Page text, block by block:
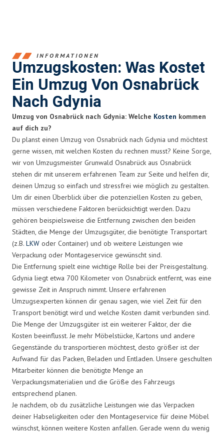
INFORMATIONEN
Umzugskosten: Was Kostet
Ein Umzug Von Osnabrück
Nach Gdynia
Umzug von Osnabrück nach Gdynia: Welche Kosten kommen
auf dich zu?
Du planst einen Umzug von Osnabrück nach Gdynia und möchtest
gerne wissen, mit welchen Kosten du rechnen musst? Keine Sorge,
wir von Umzugsmeister Grunwald Osnabrück aus Osnabrück
stehen dir mit unserem erfahrenen Team zur Seite und helfen dir,
deinen Umzug so einfach und stressfrei wie möglich zu gestalten.
Um dir einen Überblick über die potenziellen Kosten zu geben,
müssen verschiedene Faktoren berücksichtigt werden. Dazu
gehören beispielsweise die Entfernung zwischen den beiden
Städten, die Menge der Umzugsgüter, die benötigte Transportart
(z.B. LKW oder Container) und ob weitere Leistungen wie
Verpackung oder Montageservice gewünscht sind.
Die Entfernung spielt eine wichtige Rolle bei der Preisgestaltung.
Gdynia liegt etwa 700 Kilometer von Osnabrück entfernt, was eine
gewisse Zeit in Anspruch nimmt. Unsere erfahrenen
Umzugsexperten können dir genau sagen, wie viel Zeit für den
Transport benötigt wird und welche Kosten damit verbunden sind.
Die Menge der Umzugsgüter ist ein weiterer Faktor, der die
Kosten beeinflusst. Je mehr Möbelstücke, Kartons und andere
Gegenstände du transportieren möchtest, desto größer ist der
Aufwand für das Packen, Beladen und Entladen. Unsere geschulten
Mitarbeiter können die benötigte Menge an
Verpackungsmaterialien und die Größe des Fahrzeugs
entsprechend planen.
Je nachdem, ob du zusätzliche Leistungen wie das Verpacken
deiner Habseligkeiten oder den Montageservice für deine Möbel
wünschst, können weitere Kosten anfallen. Gerade wenn du wenig